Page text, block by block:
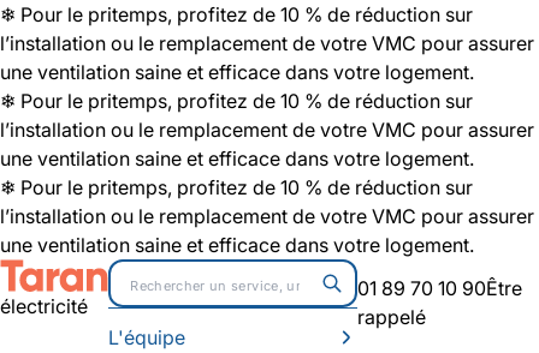
❄ Pour le pritemps, profitez de 10 % de réduction sur
l’installation ou le remplacement de votre VMC pour assurer
une ventilation saine et efficace dans votre logement.
❄ Pour le pritemps, profitez de 10 % de réduction sur
l’installation ou le remplacement de votre VMC pour assurer
une ventilation saine et efficace dans votre logement.
❄ Pour le pritemps, profitez de 10 % de réduction sur
l’installation ou le remplacement de votre VMC pour assurer
une ventilation saine et efficace dans votre logement.
électricité
L'équipe
01 89 70 10 90Être
rappelé